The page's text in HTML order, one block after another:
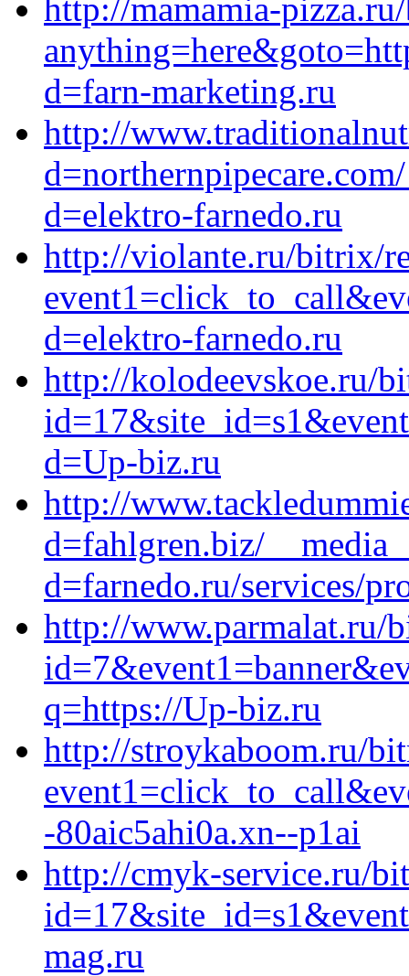
http://mamamia-
d=farn-marketing.ru
http://
d=elektro-farnedo.ru
http://violante.ru/bitrix/
d=elektro-farnedo.ru
http://kolodeevskoe.ru/
d=Up-biz.ru
http://
d=fahlgren.biz/
d=farnedo.ru/services/
http://www.parmalat.ru/
q=https://Up-biz.ru
http://stroykaboom.ru/
-80aic5ahi0a.xn--p1ai
http://cmyk-service.ru/
mag.ru